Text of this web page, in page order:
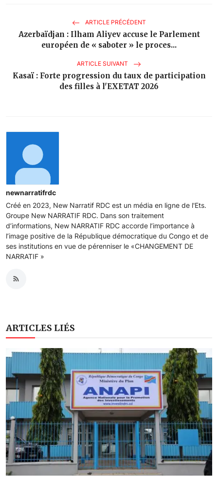
ARTICLE PRÉCÉDENT
Azerbaïdjan : Ilham Aliyev accuse le Parlement
européen de « saboter » le proces...
ARTICLE SUIVANT
Kasaï : Forte progression du taux de participation
des filles à l'EXETAT 2026
newnarratifrdc
Créé en 2023, New Narratif RDC est un média en ligne de l'Ets.
Groupe New NARRATIF RDC. Dans son traitement
d’informations, New NARRATIF RDC accorde l’importance à
l’image positive de la République démocratique du Congo et de
ses institutions en vue de pérenniser le «CHANGEMENT DE
NARRATIF »
ARTICLES LIÉS